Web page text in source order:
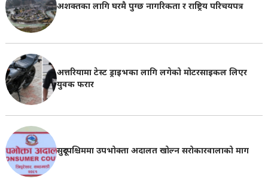
अशक्तका लागि घरमै पुग्छ नागरिकता र राष्ट्रिय परिचयपत्र
अत्तरियामा टेस्ट ड्राइभका लागि लगेको मोटरसाइकल लिएर
युवक फरार
सुदूरपश्चिममा उपभोक्ता अदालत खोल्न सरोकारवालाको माग